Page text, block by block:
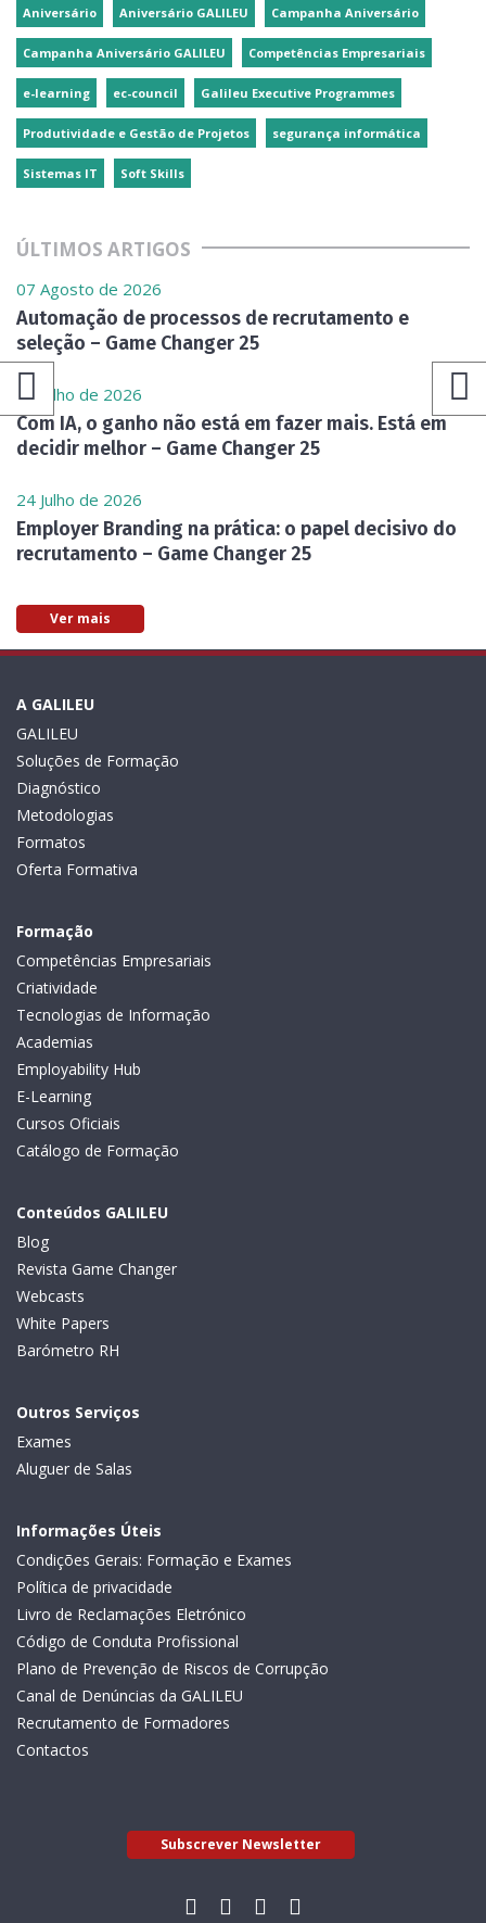
Aniversário Aniversário GALILEU Campanha Aniversário
Campanha Aniversário GALILEU Competências Empresariais
e-learning ec-council Galileu Executive Programmes
Produtividade e Gestão de Projetos segurança informática
Sistemas IT Soft Skills
ÚLTIMOS ARTIGOS
07 Agosto de 2026
Automação de processos de recrutamento e
seleção – Game Changer 25
31 Julho de 2026
Com IA, o ganho não está em fazer mais. Está em
decidir melhor – Game Changer 25
24 Julho de 2026
Employer Branding na prática: o papel decisivo do
recrutamento – Game Changer 25
Ver mais
A GALILEU
GALILEU
Soluções de Formação
Diagnóstico
Metodologias
Formatos
Oferta Formativa
Formação
Competências Empresariais
Criatividade
Tecnologias de Informação
Academias
Employability Hub
E-Learning
Cursos Oficiais
Catálogo de Formação
Conteúdos GALILEU
Blog
Revista Game Changer
Webcasts
White Papers
Barómetro RH
Outros Serviços
Exames
Aluguer de Salas
Informações Úteis
Condições Gerais: Formação e Exames
Política de privacidade
Livro de Reclamações Eletrónico
Código de Conduta Profissional
Plano de Prevenção de Riscos de Corrupção
Canal de Denúncias da GALILEU
Recrutamento de Formadores
Contactos
Subscrever Newsletter